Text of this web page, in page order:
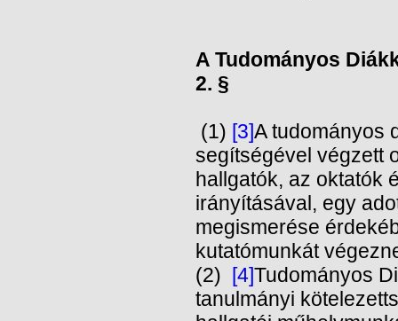
A Tudományos
2. §
(1) [3]A tudományos
segítségével végzett
hallgatók, az oktatók
irányításával, egy
megismerése
kutatómunkát
(2) [4]Tudományos
tanulmányi